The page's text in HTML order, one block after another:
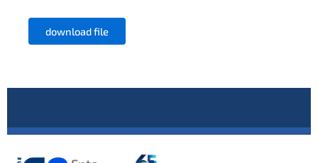
download file